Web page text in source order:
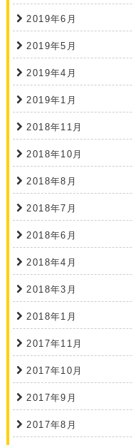
2019年6月
2019年5月
2019年4月
2019年1月
2018年11月
2018年10月
2018年8月
2018年7月
2018年6月
2018年4月
2018年3月
2018年1月
2017年11月
2017年10月
2017年9月
2017年8月